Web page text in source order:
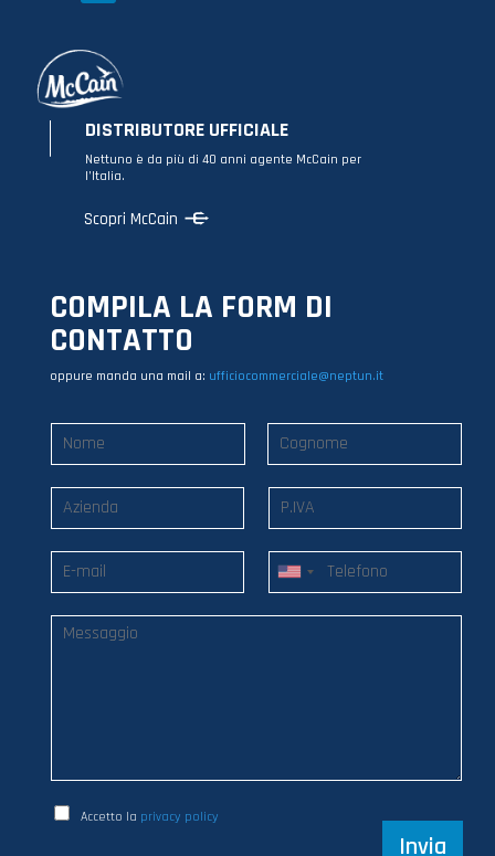
DISTRIBUTORE UFFICIALE
Nettuno è da più di 40 anni agente McCain per
l’Italia.
Scopri McCain
COMPILA LA FORM DI
CONTATTO
oppure manda una mail a: ufficiocommerciale@neptun.it
Accetto la privacy policy
Invia